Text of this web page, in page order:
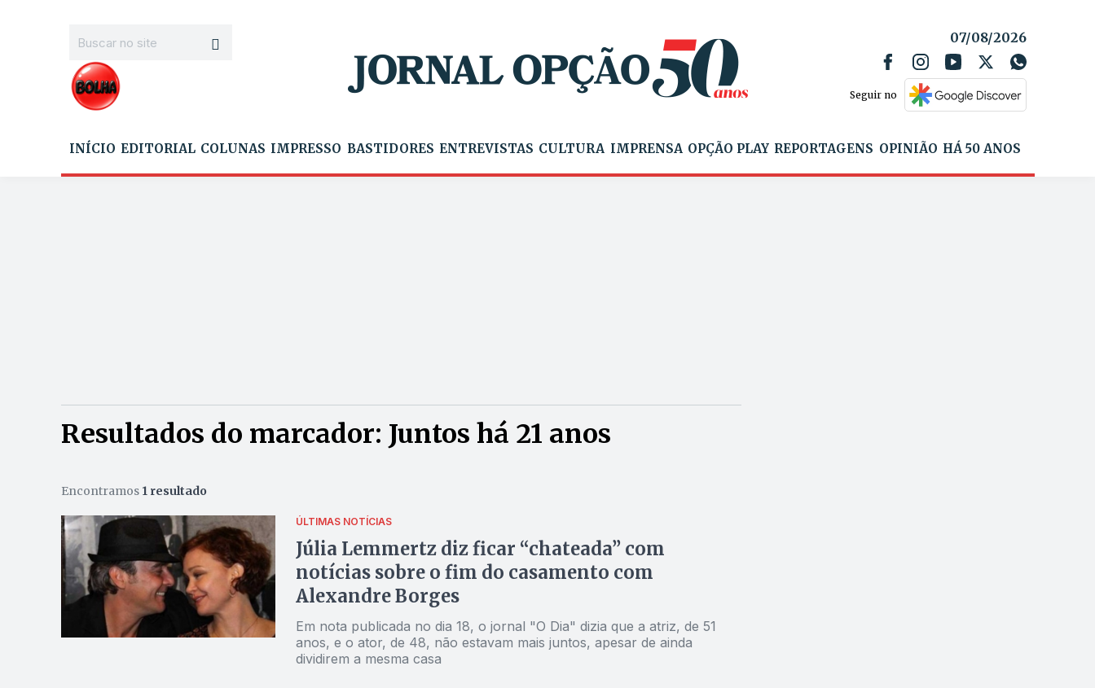
07/08/2026
Seguir no
INÍCIO EDITORIAL COLUNAS IMPRESSO BASTIDORES ENTREVISTAS CULTURA IMPRENSA OPÇÃO PLAY REPORTAGENS OPINIÃO HÁ 50 ANOS
Resultados do marcador: Juntos há 21 anos
Encontramos 1 resultado
ÚLTIMAS NOTÍCIAS
Júlia Lemmertz diz ficar “chateada” com
notícias sobre o fim do casamento com
Alexandre Borges
Em nota publicada no dia 18, o jornal "O Dia" dizia que a atriz, de 51
anos, e o ator, de 48, não estavam mais juntos, apesar de ainda
dividirem a mesma casa